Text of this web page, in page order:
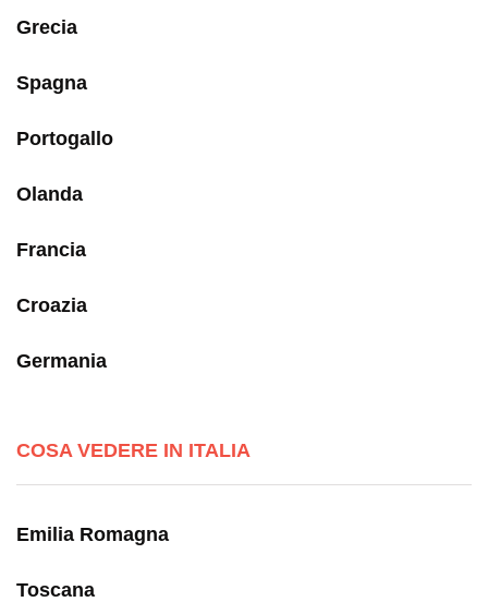
Grecia
Spagna
Portogallo
Olanda
Francia
Croazia
Germania
COSA VEDERE IN ITALIA
Emilia Romagna
Toscana